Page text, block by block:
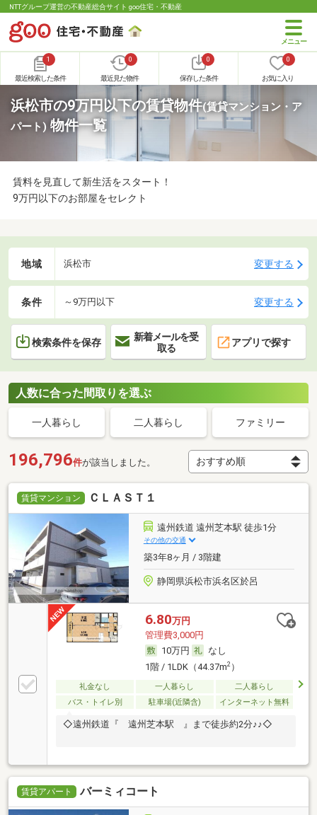
NTTグループ運営の不動産総合サイト goo住宅・不動産
1
最近検索した条件
0
最近見た物件
0
保存した条件
0
お気に入り
浜松市の9万円以下の賃貸物件(賃貸マンション・ア
パート) 物件一覧
賃料を見直して新生活をスタート！
9万円以下のお部屋をセレクト
地域 浜松市 変更する
条件 ～9万円以下 変更する
検索条件を保存
新着メールを受
取る
アプリで探す
人数に合った間取りを選ぶ
一人暮らし 二人暮らし ファミリー
196,796件が該当しました。
賃貸マンション ＣＬＡＳＴ１
遠州鉄道 遠州芝本駅 徒歩1分
その他の交通
築3年8ヶ月 / 3階建
静岡県浜松市浜名区於呂
6.80万円
管理費3,000円
10万円
なし
1階 / 1LDK（44.37m2）
礼金なし 一人暮らし
二人暮らし
バス・トイレ別
駐車場(近隣含) インターネット無料
◇遠州鉄道『 遠州芝本駅 』まで徒歩約2分♪♪◇
賃貸アパート バーミィコート